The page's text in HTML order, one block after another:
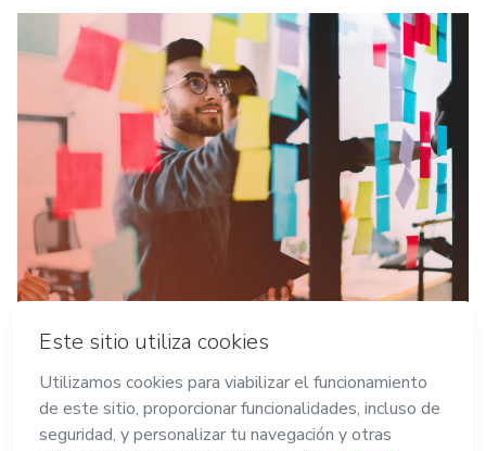
20/01/2025•CAPACITACIÓN PARA CREADORES
Aprende la planeación operativa de
creación de tus infoproductos